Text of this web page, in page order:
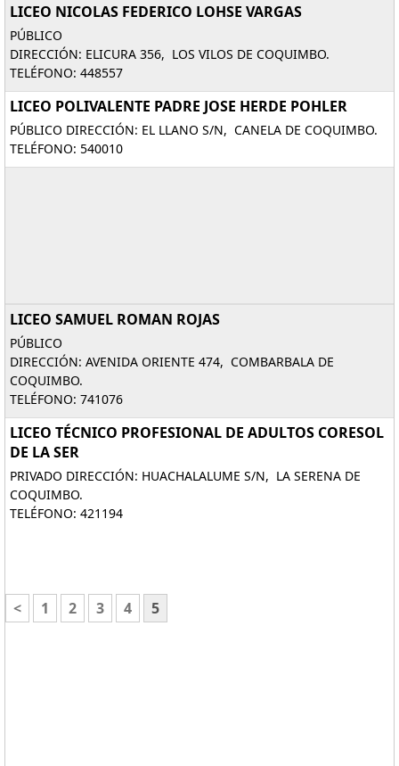
LICEO NICOLAS FEDERICO LOHSE VARGAS
PÚBLICO
DIRECCIÓN: ELICURA 356, LOS VILOS DE COQUIMBO.
TELÉFONO: 448557
LICEO POLIVALENTE PADRE JOSE HERDE POHLER
PÚBLICO DIRECCIÓN: EL LLANO S/N, CANELA DE COQUIMBO.
TELÉFONO: 540010
LICEO SAMUEL ROMAN ROJAS
PÚBLICO
DIRECCIÓN: AVENIDA ORIENTE 474, COMBARBALA DE
COQUIMBO.
TELÉFONO: 741076
LICEO TÉCNICO PROFESIONAL DE ADULTOS CORESOL
DE LA SER
PRIVADO DIRECCIÓN: HUACHALALUME S/N, LA SERENA DE
COQUIMBO.
TELÉFONO: 421194
< 1 2 3 4 5